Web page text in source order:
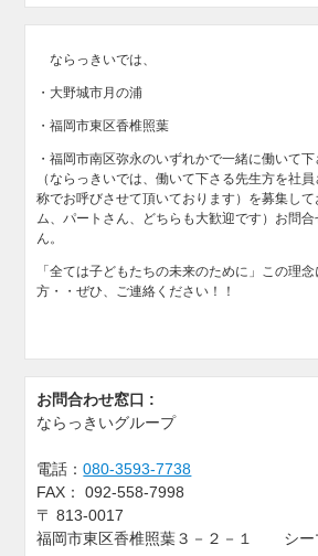
ならっきいでは、
・大野城市月の浦
・福岡市東区香椎照葉
・福岡市南区弥永のいずれかで一緒に働いて
（ならっきいでは、働いて下さる先生方を社
称でお呼びさせて頂いております）を募集し
ム、パートさん、どちらも大歓迎です）お問
ん。
「全ては子どもたちの未来のために」この理
方・・ぜひ、ご連絡ください！！
お問合わせ窓口 :
ならっきいグループ
電話：080-3593-7738
FAX：
092-558-7998
〒813-0017
福岡市東区香椎照葉３－２－１ シー